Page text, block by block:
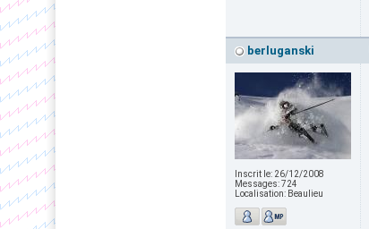
berluganski
Inscrit le: 26/12/2008
Messages:724
Localisation: Beaulieu